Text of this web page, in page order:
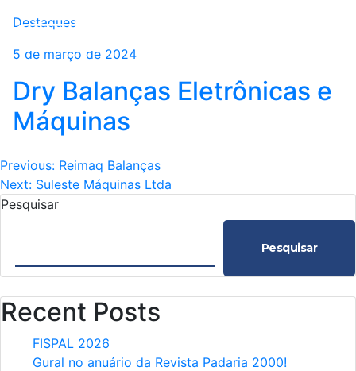
Destaques
5 de março de 2024
Dry Balanças Eletrônicas e
Máquinas
Navegação
de
Previous: Reimaq Balanças
Next: Suleste Máquinas Ltda
Pesquisar
Pesquisar
Recent Posts
FISPAL 2026
Gural no anuário da Revista Padaria 2000!